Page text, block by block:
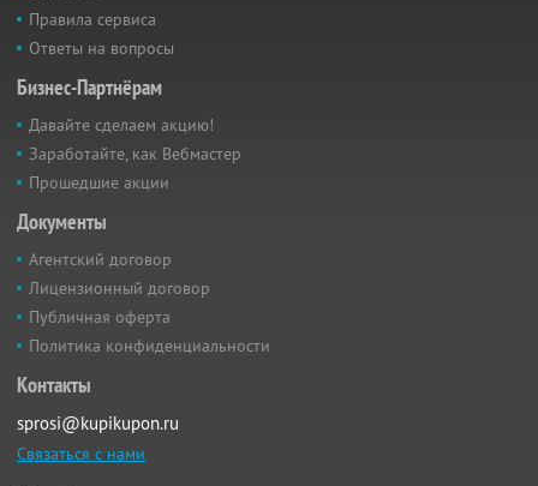
Правила сервиса
Ответы на вопросы
Бизнес-Партнёрам
Давайте сделаем акцию!
Заработайте, как Вебмастер
Прошедшие акции
Документы
Агентский договор
Лицензионный договор
Публичная оферта
Политика конфиденциальности
Контакты
sprosi@kupikupon.ru
Связаться с нами